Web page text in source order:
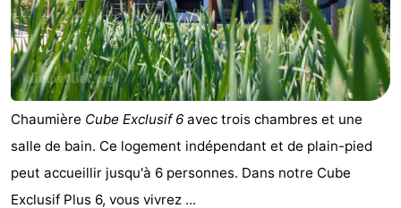
Vlaanderen
-
Breskens
-
Sluis
-
Retranchement
-
Chaumière Cube Exclusif 6 avec trois chambres et une
salle de bain. Ce logement indépendant et de plain-pied
peut accueillir jusqu'à 6 personnes. Dans notre Cube
Exclusif Plus 6, vous vivrez ...